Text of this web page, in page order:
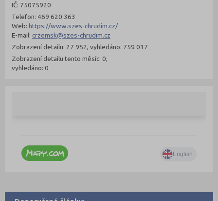
IČ: 75075920
Telefon: 469 620 363
Web: https://www.szes-chrudim.cz/
E-mail: crzemsk@szes-chrudim.cz
Zobrazení detailu: 27 952, vyhledáno: 759 017
Zobrazení detailu tento měsíc: 0,
vyhledáno: 0